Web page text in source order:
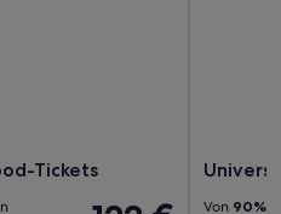
Tickets
Von 90%